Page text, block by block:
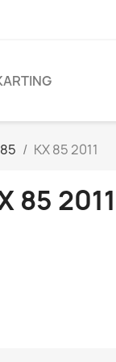
KX 85 2011
85 2011